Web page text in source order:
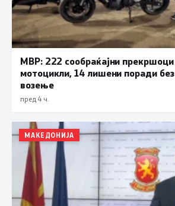
МВР: 222 сообраќајни прекршоци
мотоцикли, 14 лишени поради
возење
пред 4 ч.
МАКЕДОНИЈА